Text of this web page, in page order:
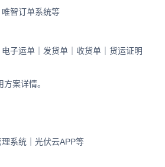
智订单系统等
子运单｜发货单｜收货单｜货运证明
案详情。
系统｜光伏云APP等